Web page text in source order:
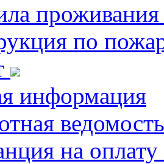
по
информация
ведомость
на